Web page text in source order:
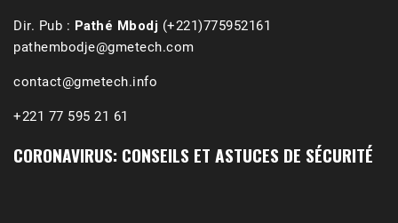
Dir. Pub : Pathé Mbodj (+221)775952161
pathembodje@gmetech.com
contact@gmetech.info
+221 77 595 21 61
CORONAVIRUS: CONSEILS ET ASTUCES DE SÉCURITÉ